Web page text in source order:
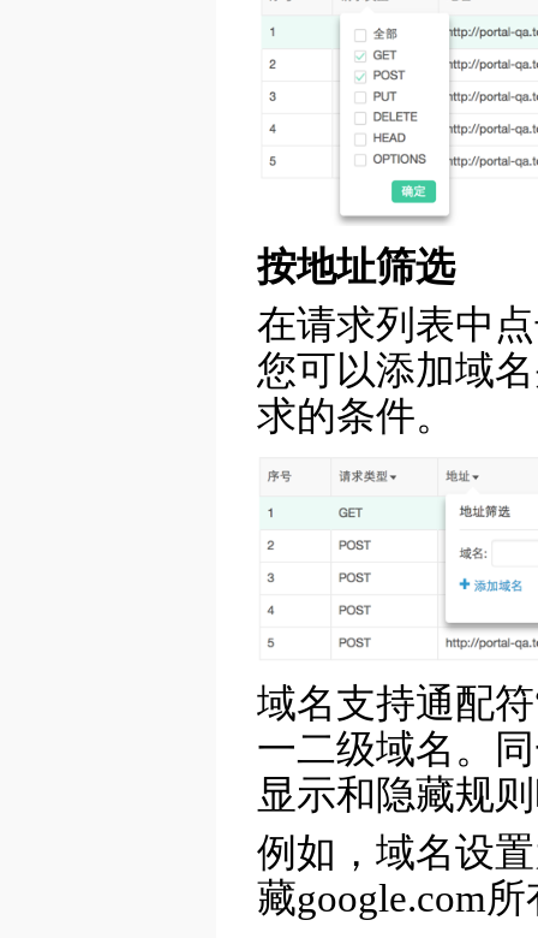
按地址筛选
在请求列表中
您可以添加域
求的条件。
域名支持通配
一二级域名。
显示和隐藏规
例如，域名设
藏google.com